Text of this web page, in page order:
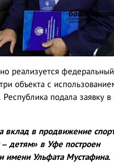
реализуется
объекта с
подала заявку
вклад в продвижение
– детям» в Уфе построен
имени Ульфата